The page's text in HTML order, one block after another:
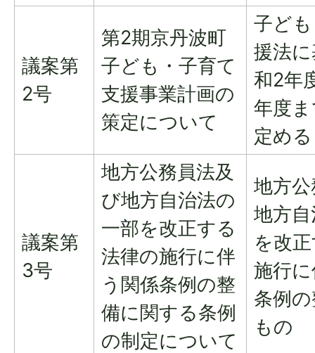
議案第
2号
第2期京丹波町
子ども・子育て
支援事業計画の
策定について
子ど
援法
和2年
年度
定め
議案第
3号
地方公務員法及
び地方自治法の
一部を改正する
法律の施行に伴
う関係条例の整
備に関する条例
の制定について
地方
地方
を改
施行
条例
もの